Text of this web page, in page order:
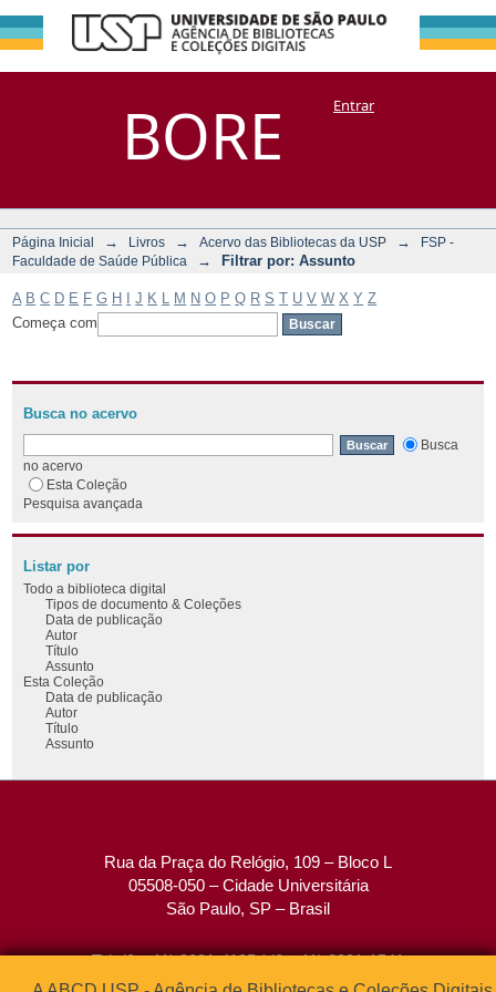
BORE
Filtrar por:
Assunto
DSpace/Manakin + CoriscoEntrar
Página Inicial → Livros → Acervo das Bibliotecas da USP →
FSP -
Faculdade de Saúde Pública
→ Filtrar por: Assunto
A B C D E F G H J K M N O P Q R S T U V W X Y Z
Começa com
Busca no acervo
Busca
no acervo
Esta Coleção
Pesquisa avançada
Listar por
Todo a biblioteca digital
Tipos de documento & Coleções
Data de publicação
Autor
Título
Assunto
Esta Coleção
Data de publicação
Autor
Título
Assunto
Rua da Praça do Relógio, 109 – Bloco L
05508-050 – Cidade Universitária
São Paulo, SP – Brasil
Tel: (0xx11) 3091-4195 / (0xx11) 3091-1541
Fax: (0xx11) 3091-1567